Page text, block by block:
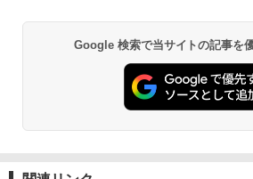
Google 検索で当サイトの記事を